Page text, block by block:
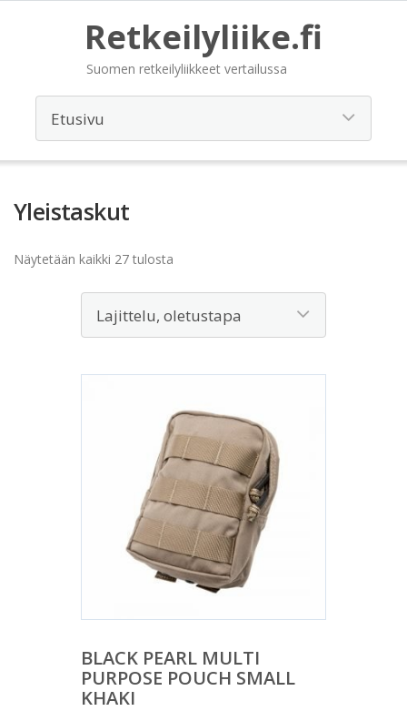
Retkeilyliike.fi
Suomen retkeilyliikkeet vertailussa
Yleistaskut
Näytetään kaikki 27 tulosta
BLACK PEARL MULTI
PURPOSE POUCH SMALL
KHAKI